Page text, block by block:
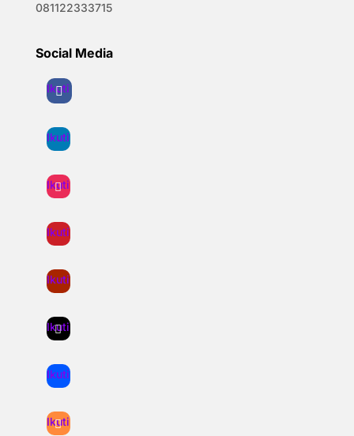
081122333715
Social Media
Ikuti
Ikuti
Ikuti
Ikuti
Ikuti
Ikuti
Ikuti
Ikuti